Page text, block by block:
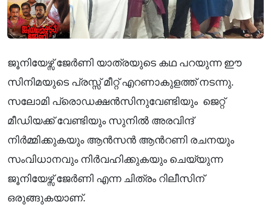
ജൂനിയേഴ്സ് ജേർണി യാത്രയുടെ കഥ പറയുന്ന ഈ
സിനിമയുടെ പ്രസ്സ് മീറ്റ് എറണാകുളത്ത് നടന്നു.
സലോമി പ്രൊഡക്ഷന്‍സിനുവേണ്ടിയും ജെറ്റ്
മീഡിയക്ക് വേണ്ടിയും സുനിൽ അരവിന്ദ്
നിർമ്മിക്കുകയും ആൻസന്‍ ആന്‍റണി രചനയും
സംവിധാനവും നിർവഹിക്കുകയും ചെയ്യുന്ന
ജൂനിയേഴ്സ് ജേർണി എന്ന ചിത്രം റിലീസിന്
ഒരുങ്ങുകയാണ്.